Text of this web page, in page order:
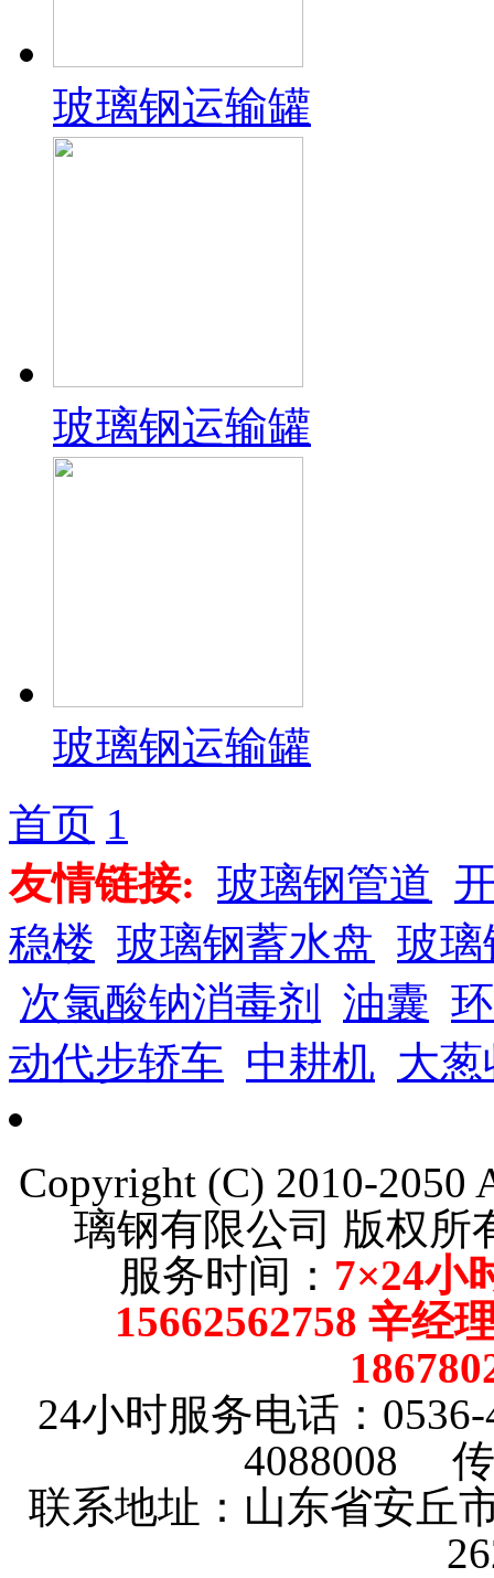
玻璃钢运输罐
玻璃钢运输罐
玻璃钢运输罐
首页 1
友情链接: 玻璃钢管道
稳楼 玻璃钢蓄水盘 玻璃
次氯酸钠消毒剂
油囊
动代步轿车 中耕机 大
Copyright (C) 2010-2050
璃钢有限公司 版权
服务时间： 7×24小
15662562758 辛
24小时服务电话：
4088008 传
联系地址：山东省安丘